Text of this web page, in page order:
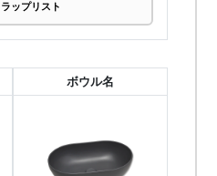
ップリスト
ボウル名